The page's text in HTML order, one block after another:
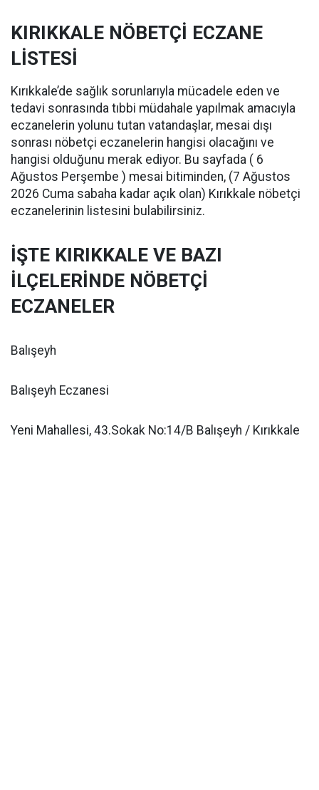
KIRIKKALE NÖBETÇİ ECZANE
LİSTESİ
Kırıkkale’de sağlık sorunlarıyla mücadele eden ve
tedavi sonrasında tıbbi müdahale yapılmak amacıyla
eczanelerin yolunu tutan vatandaşlar, mesai dışı
sonrası nöbetçi eczanelerin hangisi olacağını ve
hangisi olduğunu merak ediyor. Bu sayfada ( 6
Ağustos Perşembe ) mesai bitiminden, (7 Ağustos
2026 Cuma sabaha kadar açık olan) Kırıkkale nöbetçi
eczanelerinin listesini bulabilirsiniz.
İŞTE KIRIKKALE VE BAZI
İLÇELERİNDE NÖBETÇİ
ECZANELER
Balışeyh
Balışeyh Eczanesi
Yeni Mahallesi, 43.Sokak No:14/B Balışeyh / Kırıkkale